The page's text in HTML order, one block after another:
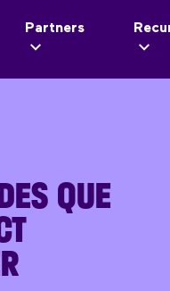
Partners
QUE